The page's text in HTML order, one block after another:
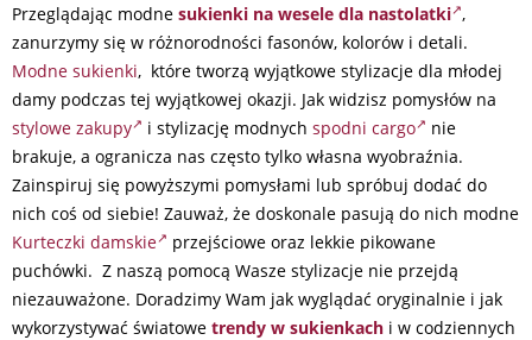
Przeglądając modne sukienki na wesele dla nastolatki ,
zanurzymy się w różnorodności fasonów, kolorów i detali.
Modne sukienki, które tworzą wyjątkowe stylizacje dla młodej
damy podczas tej wyjątkowej okazji. Jak widzisz pomysłów na
stylowe zakupy
i stylizację modnych spodni cargo
nie
brakuje, a ogranicza nas często tylko własna wyobraźnia.
Zainspiruj się powyższymi pomysłami lub spróbuj dodać do
nich coś od siebie! Zauważ, że doskonale pasują do nich modne
Kurteczki damskie
przejściowe oraz lekkie pikowane
puchówki. Z naszą pomocą Wasze stylizacje nie przejdą
niezauważone. Doradzimy Wam jak wyglądać oryginalnie i jak
wykorzystywać światowe trendy w sukienkach i w codziennych